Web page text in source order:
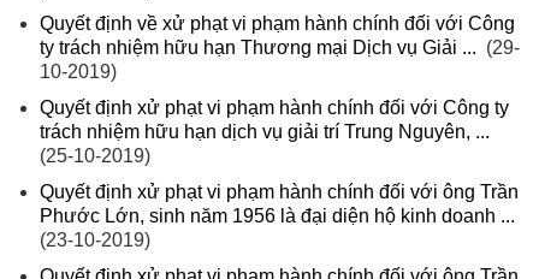
Quyết định về xử phạt vi phạm hành chính đối với Công
ty trách nhiệm hữu hạn Thương mại Dịch vụ Giải ... (29-
10-2019)
Quyết định xử phạt vi phạm hành chính đối với Công ty
trách nhiệm hữu hạn dịch vụ giải trí Trung Nguyên, ...
(25-10-2019)
Quyết định xử phạt vi phạm hành chính đối với ông Trần
Phước Lớn, sinh năm 1956 là đại diện hộ kinh doanh ...
(23-10-2019)